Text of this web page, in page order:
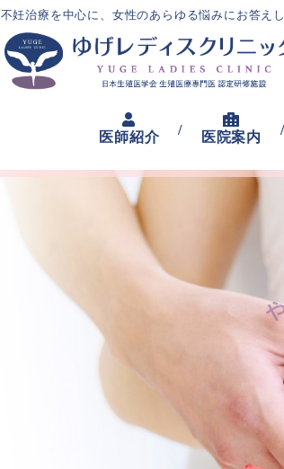
不妊治療を中心に、女性のあらゆる悩みにお答えし
医師紹介 / 医院案内 /